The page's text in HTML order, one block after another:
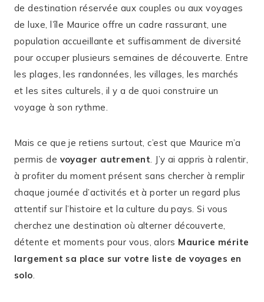
de destination réservée aux couples ou aux voyages
de luxe, l’île Maurice offre un cadre rassurant, une
population accueillante et suffisamment de diversité
pour occuper plusieurs semaines de découverte. Entre
les plages, les randonnées, les villages, les marchés
et les sites culturels, il y a de quoi construire un
voyage à son rythme.
Mais ce que je retiens surtout, c’est que Maurice m’a
permis de voyager autrement. J’y ai appris à ralentir,
à profiter du moment présent sans chercher à remplir
chaque journée d’activités et à porter un regard plus
attentif sur l’histoire et la culture du pays. Si vous
cherchez une destination où alterner découverte,
détente et moments pour vous, alors Maurice mérite
largement sa place sur votre liste de voyages en
solo.